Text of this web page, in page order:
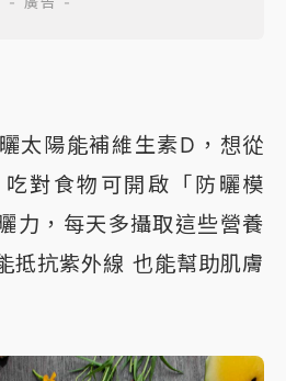
太陽能補維生素D，想從
對食物可開啟「防曬模
力，每天多攝取這些營養
抵抗紫外線 也能幫助肌膚